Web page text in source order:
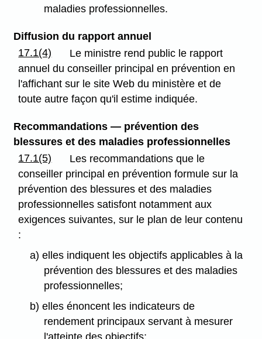
maladies professionnelles.
Diffusion du rapport annuel
17.1(4)
Le ministre rend public le rapport
annuel du conseiller principal en prévention en
l'affichant sur le site Web du ministère et de
toute autre façon qu'il estime indiquée.
Recommandations — prévention des
blessures et des maladies professionnelles
17.1(5)
Les recommandations que le
conseiller principal en prévention formule sur la
prévention des blessures et des maladies
professionnelles satisfont notamment aux
exigences suivantes, sur le plan de leur contenu
:
a) elles indiquent les objectifs applicables à la
prévention des blessures et des maladies
professionnelles;
b) elles énoncent les indicateurs de
rendement principaux servant à mesurer
l'atteinte des objectifs;